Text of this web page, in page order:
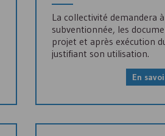
La collectivité demandera
subventionnée, les
projet et après exécution
justifiant son utilisation.
En